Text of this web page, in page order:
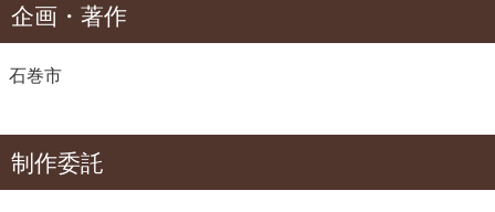
企画・著作
石巻市
制作委託